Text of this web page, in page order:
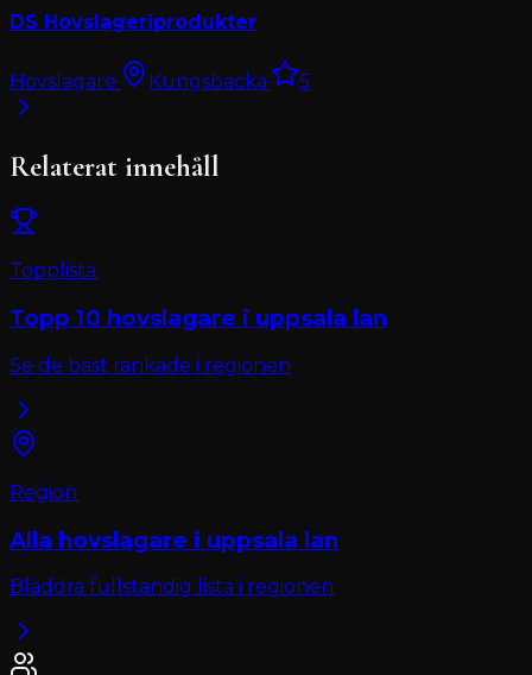
DS Hovslageriprodukter
Hovslagare· Kungsbacka· 5
Relaterat innehåll
Topplista
Topp 10 hovslagare i uppsala lan
Se de bäst rankade i regionen
Region
Alla hovslagare i uppsala lan
Bläddra fullständig lista i regionen